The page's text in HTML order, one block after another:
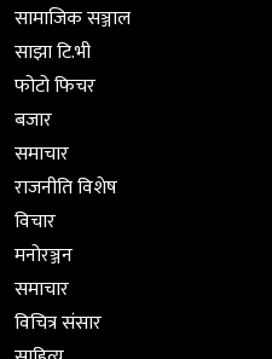
सामाजिक सञ्जाल
साझा टि.भी
फोटो फिचर
बजार
समाचार
राजनीति विशेष
विचार
मनोरञ्जन
समाचार
विचित्र संसार